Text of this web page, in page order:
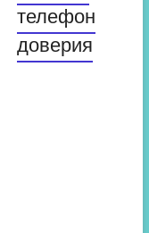
телефон
доверия